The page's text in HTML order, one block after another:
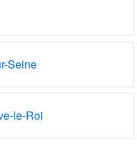
Seine
le-Roi